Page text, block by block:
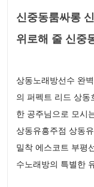
신중동룸싸롱
위로해 줄 신중
상동노래방선수 완
의 퍼펙트 리드 상동
한 공주님으로 모시
상동유흥주점 상동
밀착 에스코트 부평
수노래방의 특별한